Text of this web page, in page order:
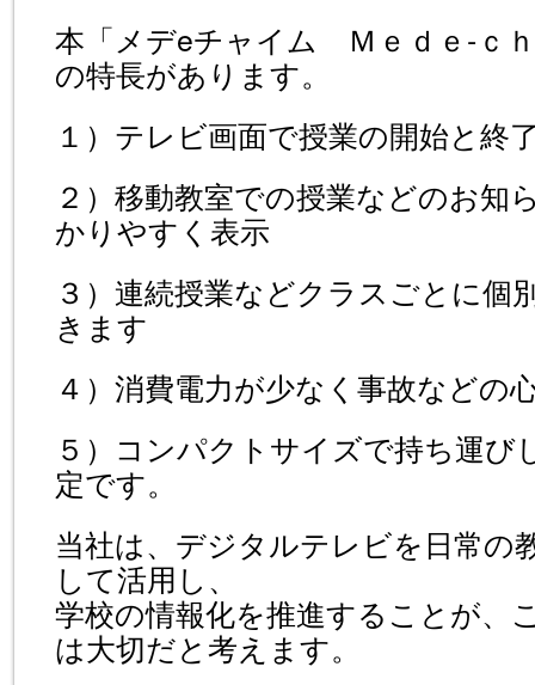
本「メデeチャイム Ｍｅｄｅ‐ｃ
の特長があります。
１）テレビ画面で授業の開始と終
２）移動教室での授業などのお知
かりやすく表示
３）連続授業などクラスごとに個
きます
４）消費電力が少なく事故などの
５）コンパクトサイズで持ち運び
定です。
当社は、デジタルテレビを日常の
して活用し、
学校の情報化を推進することが、
は大切だと考えます。